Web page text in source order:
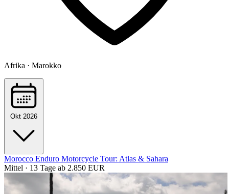
Afrika · Marokko
Okt 2026
Morocco Enduro Motorcycle Tour: Atlas & Sahara
Mittel · 13 Tage ab 2.850 EUR